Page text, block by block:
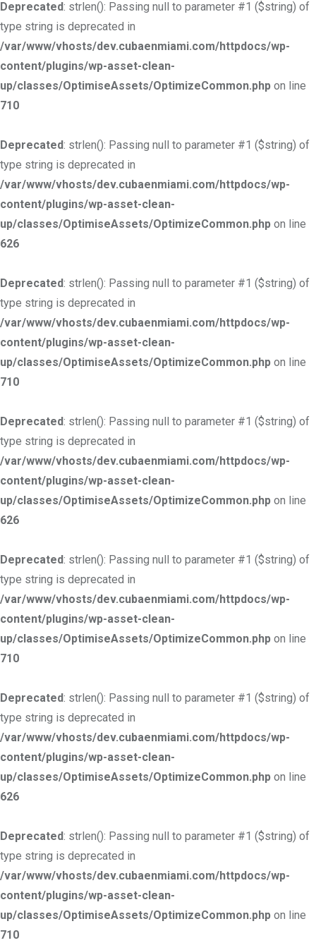
Deprecated: strlen(): Passing null to parameter #1 ($string) of
type string is deprecated in
/var/www/vhosts/dev.cubaenmiami.com/httpdocs/wp-
content/plugins/wp-asset-clean-
up/classes/OptimiseAssets/OptimizeCommon.php on line
710
Deprecated: strlen(): Passing null to parameter #1 ($string) of
type string is deprecated in
/var/www/vhosts/dev.cubaenmiami.com/httpdocs/wp-
content/plugins/wp-asset-clean-
up/classes/OptimiseAssets/OptimizeCommon.php on line
626
Deprecated: strlen(): Passing null to parameter #1 ($string) of
type string is deprecated in
/var/www/vhosts/dev.cubaenmiami.com/httpdocs/wp-
content/plugins/wp-asset-clean-
up/classes/OptimiseAssets/OptimizeCommon.php on line
710
Deprecated: strlen(): Passing null to parameter #1 ($string) of
type string is deprecated in
/var/www/vhosts/dev.cubaenmiami.com/httpdocs/wp-
content/plugins/wp-asset-clean-
up/classes/OptimiseAssets/OptimizeCommon.php on line
626
Deprecated: strlen(): Passing null to parameter #1 ($string) of
type string is deprecated in
/var/www/vhosts/dev.cubaenmiami.com/httpdocs/wp-
content/plugins/wp-asset-clean-
up/classes/OptimiseAssets/OptimizeCommon.php on line
710
Deprecated: strlen(): Passing null to parameter #1 ($string) of
type string is deprecated in
/var/www/vhosts/dev.cubaenmiami.com/httpdocs/wp-
content/plugins/wp-asset-clean-
up/classes/OptimiseAssets/OptimizeCommon.php on line
626
Deprecated: strlen(): Passing null to parameter #1 ($string) of
type string is deprecated in
/var/www/vhosts/dev.cubaenmiami.com/httpdocs/wp-
content/plugins/wp-asset-clean-
up/classes/OptimiseAssets/OptimizeCommon.php on line
710